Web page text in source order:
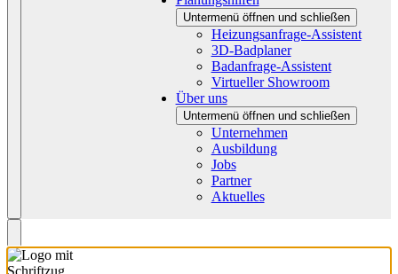
Untermenü öffnen und schließen
Heizungsanfrage-Assistent
3D-Badplaner
Badanfrage-Assistent
Virtueller Showroom
Über uns
Untermenü öffnen und schließen
Unternehmen
Ausbildung
Jobs
Partner
Aktuelles